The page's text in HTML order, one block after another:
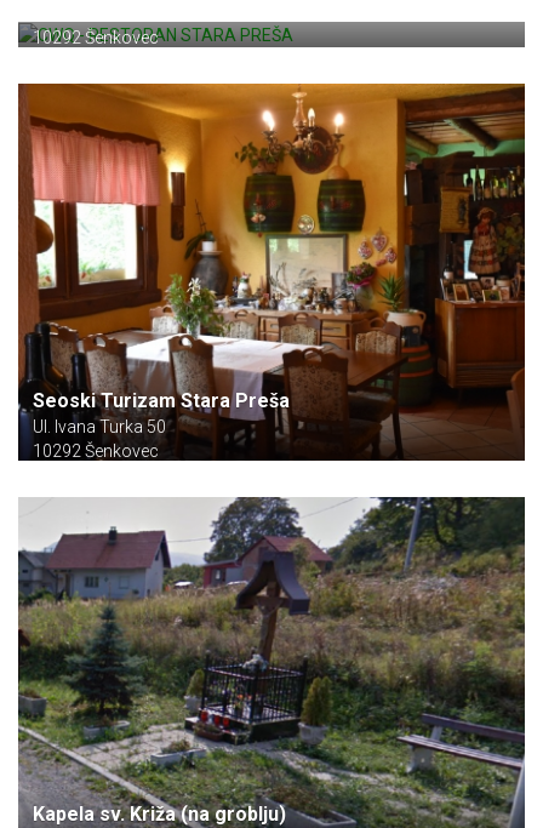
10292 Šenkovec
Seoski Turizam Stara Preša
Ul. Ivana Turka 50
10292 Šenkovec
Kapela sv. Križa (na groblju)